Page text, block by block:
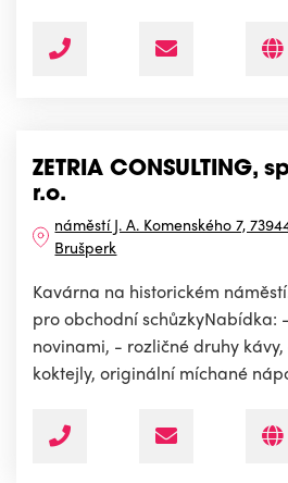
ZETRIA CONSULTING,
r.o.
náměstí J. A. Komenského 7,
Brušperk
Kavárna na historickém
pro obchodní schůzkyNabídka:
novinami, - rozličné druhy
koktejly, originální míchané